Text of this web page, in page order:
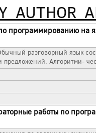
программированию на
разговорный язык
предложений. Алгоритми-
работы по